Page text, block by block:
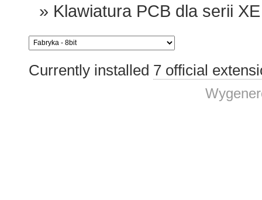
» Klawiatura PCB dla serii
Currently installed 7 official